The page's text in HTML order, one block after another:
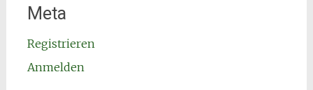
Meta
Registrieren
Anmelden